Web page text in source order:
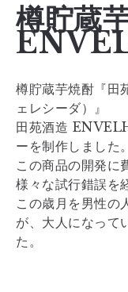
樽貯蔵
樽貯蔵芋焼酎『
ェレシーダ）』
田苑酒造
ーを制作しました。
この商品の開発に
様々な試行錯誤を
この歳月を男性の
が、大人になって
た。